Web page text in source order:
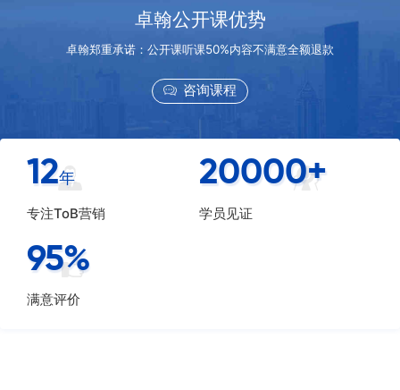
卓翰公开课优势
卓翰郑重承诺：公开课听课50%内容不满意全额退款
咨询课程
12年
专注ToB营销
20000+
学员见证
95%
满意评价